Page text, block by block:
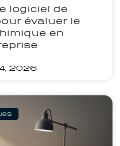
logiciel de
évaluer le
en
2026